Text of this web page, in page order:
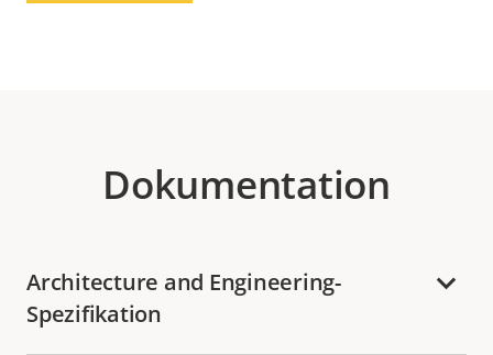
Dokumentation
Architecture and Engineering-
Spezifikation